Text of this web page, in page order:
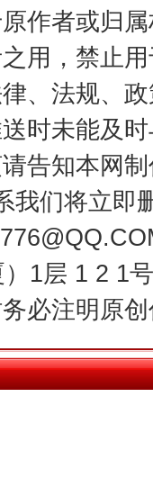
作者或归
用，禁止
、法规、
时未能及
告知本网
我们将立即
1层 1 2 1
必注明原
生
"